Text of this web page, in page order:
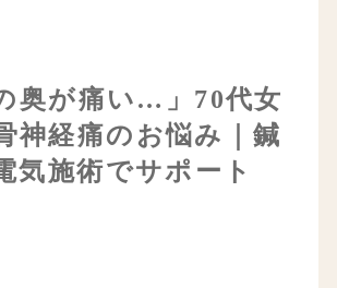
奥が痛い…」70代女
神経痛のお悩み｜鍼
気施術でサポート